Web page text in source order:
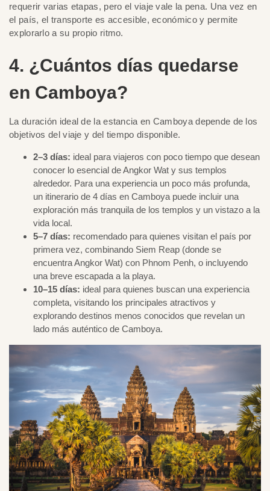
requerir varias etapas, pero el viaje vale la pena. Una vez en
el país, el transporte es accesible, económico y permite
explorarlo a su propio ritmo.
4. ¿Cuántos días quedarse
en Camboya?
La duración ideal de la estancia en Camboya depende de los
objetivos del viaje y del tiempo disponible.
2–3 días: ideal para viajeros con poco tiempo que desean
conocer lo esencial de Angkor Wat y sus templos
alrededor. Para una experiencia un poco más profunda,
un itinerario de 4 días en Camboya puede incluir una
exploración más tranquila de los templos y un vistazo a la
vida local.
5–7 días: recomendado para quienes visitan el país por
primera vez, combinando Siem Reap (donde se
encuentra Angkor Wat) con Phnom Penh, o incluyendo
una breve escapada a la playa.
10–15 días: ideal para quienes buscan una experiencia
completa, visitando los principales atractivos y
explorando destinos menos conocidos que revelan un
lado más auténtico de Camboya.